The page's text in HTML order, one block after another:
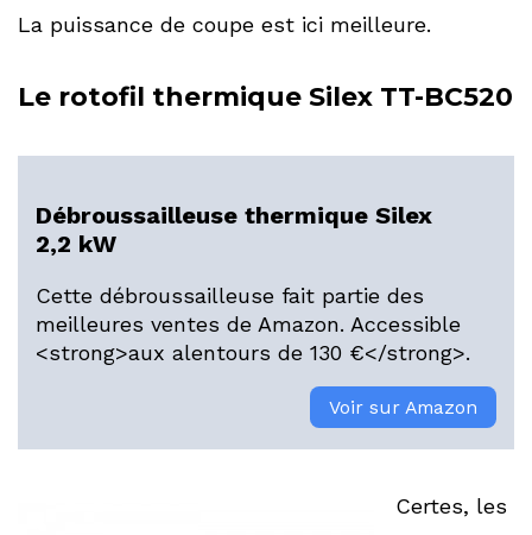
La puissance de coupe est ici meilleure.
Le rotofil thermique Silex TT-BC520
Débroussailleuse thermique Silex
2,2 kW
Cette débroussailleuse fait partie des
meilleures ventes de Amazon. Accessible
<strong>aux alentours de 130 €</strong>.
Voir sur Amazon
Certes, les